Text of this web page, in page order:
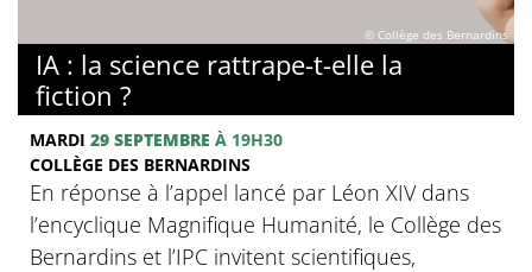
© Collège des Bernardins
IA : la science rattrape-t-elle la
fiction ?
MARDI 29 SEPTEMBRE À 19H30
COLLÈGE DES BERNARDINS
En réponse à l’appel lancé par Léon XIV dans
l’encyclique Magnifique Humanité, le Collège des
Bernardins et l’IPC invitent scientifiques,